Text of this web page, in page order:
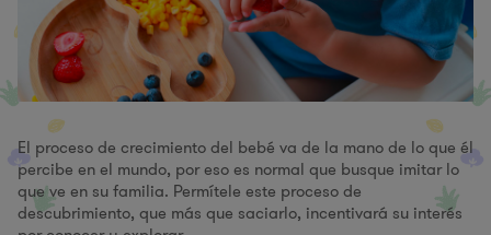
El proceso de crecimiento del bebé va de la mano de lo que él
percibe en el mundo, por eso es normal que busque imitar lo
que ve en su familia. Permítele este proceso de
descubrimiento, que más que saciarlo, incentivará su interés